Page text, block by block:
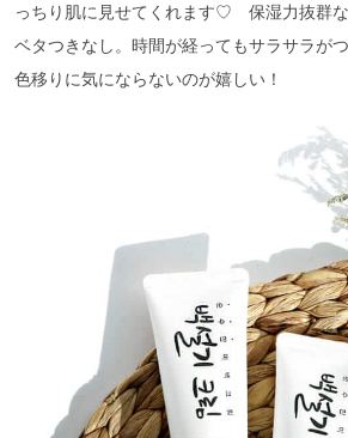
っちり肌に見せてくれます♡ 保湿力抜群
ベタつきなし。時間が経ってもサラサラが
色移りに気にならないのが嬉しい！